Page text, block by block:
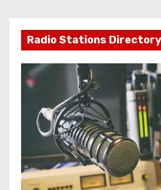
Radio Stations Directory